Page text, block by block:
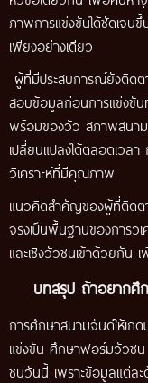
ภาพการแข่งขันได้ชัดเจน
เพียงอย่างเดียว
ผู้ที่มีประสบการณ์ยังติด
สอบข้อมูลก่อนการแข่งขัน
พร้อมของวัว สภาพสนาม
เปลี่ยนแปลงได้ตลอดเวล
วิเคราะห์ที่มีคุณภาพ
แนวคิดสำคัญของผู้ที่ติดต
จริงเป็นพื้นฐานของการวิ
และเชิงวัวชนเข้าด้วยกัน เ
บทสรุป ถ้าอยากศึก
การศึกษาสนามจันดีให้เกิ
แข่งขัน ศึกษาฟอร์มวัวช
ชนวันนี้ เพราะข้อมูลแต่ล